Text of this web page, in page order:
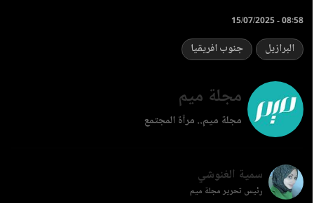
15/07/2025 - 08:58
البرازيل جنوب افريقيا
مجلة ميم
مجلة ميم.. مرآة المجتمع
سمية الغنوشي
رئيس تحرير مجلة ميم